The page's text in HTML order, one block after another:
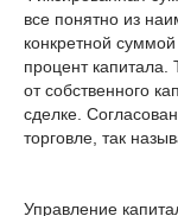
все понятно из
конкретной
процент
от собственного
сделке.
торговле, так
Управление